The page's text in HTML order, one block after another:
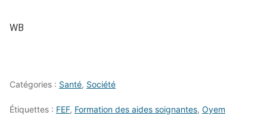
WB
Catégories : Santé, Société
Étiquettes : FEF, Formation des aides soignantes, Oyem